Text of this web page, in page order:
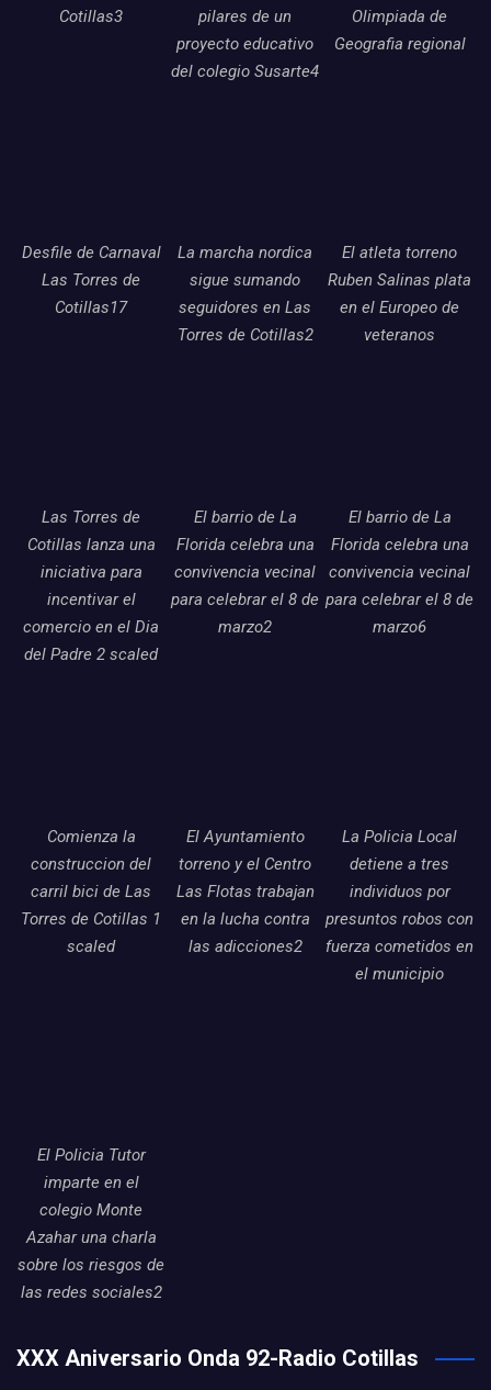
Cotillas3
pilares de un
proyecto educativo
del colegio Susarte4
Olimpiada de
Geografia regional
Desfile de Carnaval
Las Torres de
Cotillas17
La marcha nordica
sigue sumando
seguidores en Las
Torres de Cotillas2
El atleta torreno
Ruben Salinas plata
en el Europeo de
veteranos
Las Torres de
Cotillas lanza una
iniciativa para
incentivar el
comercio en el Dia
del Padre 2 scaled
El barrio de La
Florida celebra una
convivencia vecinal
para celebrar el 8 de
marzo2
El barrio de La
Florida celebra una
convivencia vecinal
para celebrar el 8 de
marzo6
Comienza la
construccion del
carril bici de Las
Torres de Cotillas 1
scaled
El Ayuntamiento
torreno y el Centro
Las Flotas trabajan
en la lucha contra
las adicciones2
La Policia Local
detiene a tres
individuos por
presuntos robos con
fuerza cometidos en
el municipio
El Policia Tutor
imparte en el
colegio Monte
Azahar una charla
sobre los riesgos de
las redes sociales2
XXX Aniversario Onda 92-Radio Cotillas